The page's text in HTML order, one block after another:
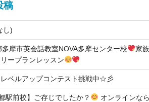
稿
し)
多摩市英会話教室NOVA多摩センター校
家
ープランレッスン
ベルアップコンテスト挑戦中☆彡
駅前校】ご存じでしたか？
オンラインな